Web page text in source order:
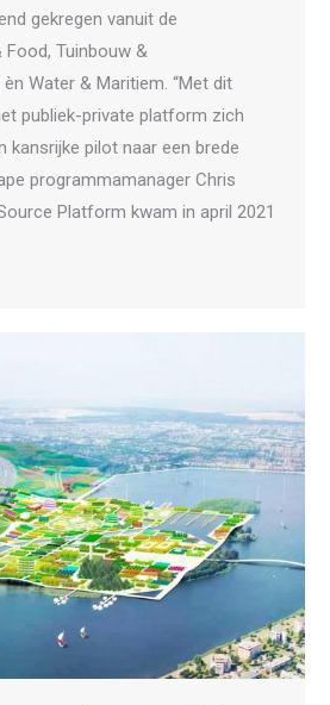
gekregen vanuit de
Tuinbouw &
Water & Maritiem. “Met dit
publiek-private platform zich
kansrijke pilot naar een brede
programmamanager Chris
Platform kwam in april 2021